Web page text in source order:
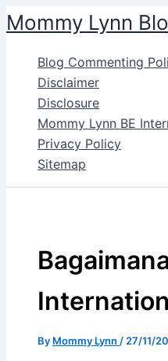
Skip
to
content
Mommy Lynn
Blog Commenting
Disclaimer
Disclosure
Mommy Lynn BE
Privacy Policy
Sitemap
By Mommy Lynn / 27/11/